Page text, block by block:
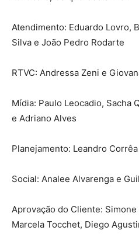
Atendimento: Eduardo Lovro,
Silva e João Pedro Rodarte
RTVC: Andressa Zeni e
Mídia: Paulo Leocadio, Sacha
e Adriano Alves
Planejamento: Leandro
Social: Analee Alvarenga e
Aprovação do Cliente:
Marcela Tocchet, Diego